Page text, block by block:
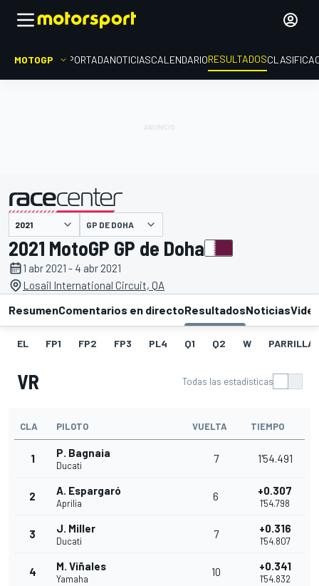
MOTOGP PORTADANOTICIASCALENDARIORESULTADOS
presentado por GP DE DOHA
2021 MotoGP GP de Doha
1 abr 2021 - 4 abr 2021
Losail International Circuit, QA
ResumenComentarios en directoResultadosNoticias
EL FP1 FP2 FP3 PL4 Q1 Q2 W PARRILLA
VR Todas las estadísticas
CLA PILOTO VUELTA TIEMPO
1 P. Bagnaia
Ducati
7 1'54.491
2 A. Espargaró
Aprilia
6 +0.307
1'54.798
3 J. Miller
Ducati
7 +0.316
1'54.807
4 M. Viñales
Yamaha
10 +0.341
1'54.832